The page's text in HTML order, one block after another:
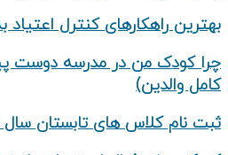
بهترین راهکارهای کنترل اعتیاد
چرا کودک من در مدرسه دوست
کامل والدین)
ثبت نام کلاس های تابستان سال ۱۴۰۵